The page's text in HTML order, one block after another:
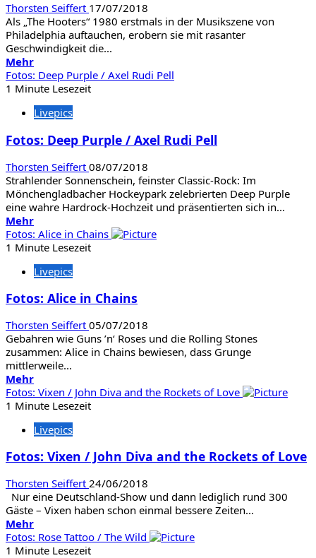
/
The
Brew
Thorsten Seiffert 17/07/2018
Als „The Hooters“ 1980 erstmals in der Musikszene von
Philadelphia auftauchen, erobern sie mit rasanter
Geschwindigkeit die...
MehrMehr
Informationen
über
The
/
D’Urso
Fotos: Deep Purple / Axel Rudi Pell
1 Minute Lesezeit
Livepics
Fotos: Deep Purple / Axel Rudi Pell
Thorsten Seiffert 08/07/2018
Strahlender Sonnenschein, feinster Classic-Rock: Im
Mönchengladbacher Hockeypark zelebrierten Deep Purple
eine wahre Hardrock-Hochzeit und präsentierten sich in...
MehrMehr
Informationen
über
Deep
/
Rudi
Pell
Fotos: Alice in Chains
1 Minute Lesezeit
Livepics
Fotos: Alice in Chains
Thorsten Seiffert 05/07/2018
Gebahren wie Guns ’n‘ Roses und die Rolling Stones
zusammen: Alice in Chains bewiesen, dass Grunge
mittlerweile...
MehrMehr
Informationen
über
Alice
Chains
Fotos: Vixen / John Diva and the Rockets of Love
1 Minute Lesezeit
Livepics
Fotos: Vixen / John Diva and the Rockets of Love
Thorsten Seiffert 24/06/2018
Nur eine Deutschland-Show und dann lediglich rund 300
Gäste – Vixen haben schon einmal bessere Zeiten...
MehrMehr
Informationen
über
Fotos: Rose Tattoo / The Wild
1 Minute Lesezeit